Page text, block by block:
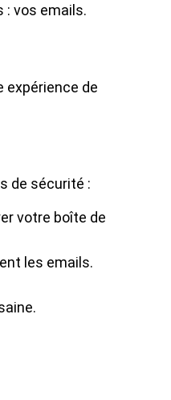
: vos emails.
expérience de
de sécurité :
votre boîte de
les emails.